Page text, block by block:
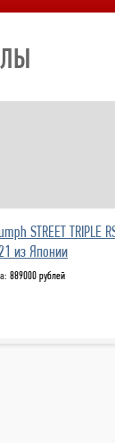
STREET TRIPLE
из Японии
889000 рублей